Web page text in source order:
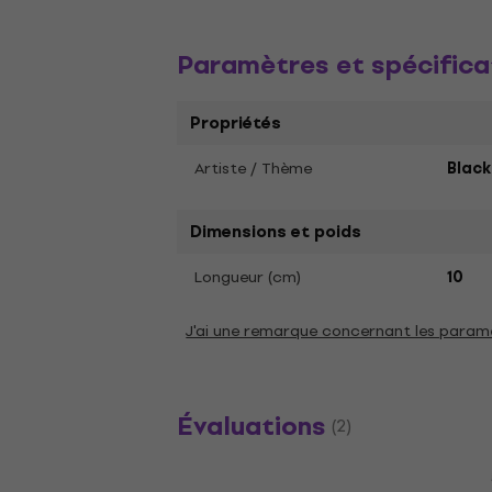
Paramètres et
Propriétés
Artiste / Thème
Dimensions et poids
Longueur (cm) 10
J'ai une remarque concernant les
Évaluations (2)